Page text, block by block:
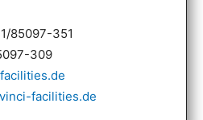
85097-351
309
facilities.de